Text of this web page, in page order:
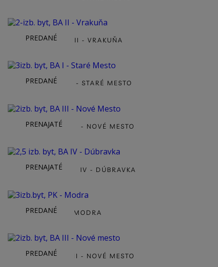
2-IZB. BYT, BA II - VRAKUŇA
PREDANÉ
3IZB. BYT, BA I - STARÉ MESTO
PREDANÉ
2IZB. BYT, BA III - NOVÉ MESTO
PRENAJATÉ
2,5 IZB. BYT, BA IV - DÚBRAVKA
PRENAJATÉ
3IZB.BYT, PK - MODRA
PREDANÉ
2IZB. BYT, BA III - NOVÉ MESTO
PREDANÉ